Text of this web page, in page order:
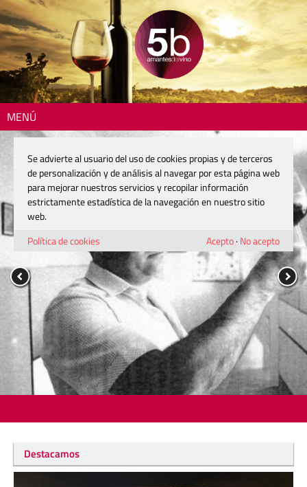
MENÚ
Destacamos
Se advierte al usuario del uso de cookies propias y de terceros
de personalización y de análisis al navegar por esta página web
para mejorar nuestros servicios y recopilar información
estrictamente estadística de la navegación en nuestro sitio
web.
Política de cookies
Acepto· No acepto